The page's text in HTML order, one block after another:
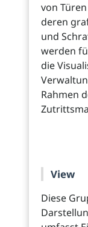
von
deren
und
werden
die
Rahmen
View
Diese